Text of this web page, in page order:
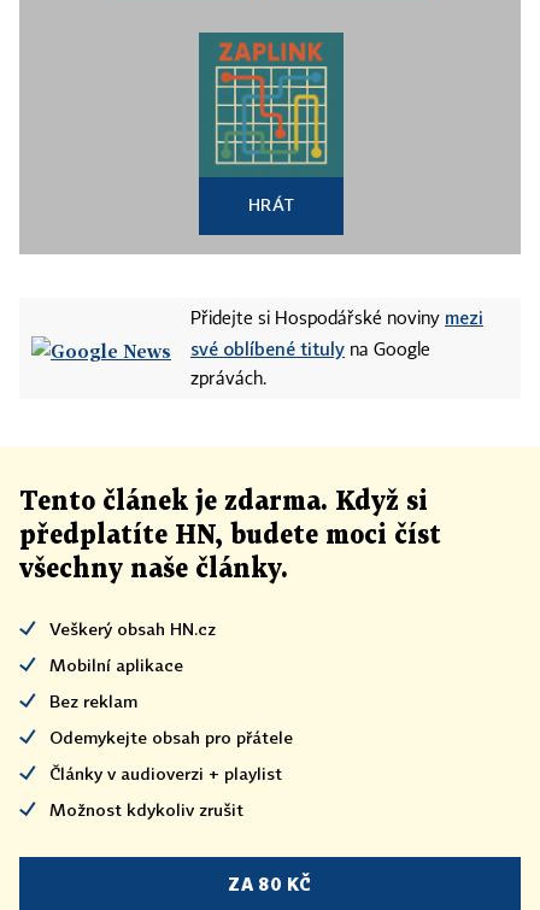
HRÁT
Přidejte si Hospodářské noviny mezi
své oblíbené tituly na Google
zprávách.
Tento článek je zdarma. Když si
předplatíte HN, budete moci číst
všechny naše články.
Veškerý obsah HN.cz
Mobilní aplikace
Bez reklam
Odemykejte obsah pro přátele
Články v audioverzi + playlist
Možnost kdykoliv zrušit
ZA 80 KČ